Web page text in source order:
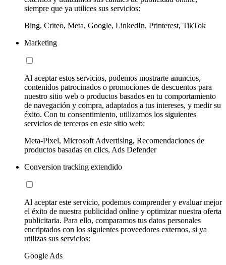
siempre que ya utilices sus servicios:
Bing, Criteo, Meta, Google, LinkedIn, Printerest, TikTok
Marketing
Al aceptar estos servicios, podemos mostrarte anuncios,
contenidos patrocinados o promociones de descuentos para
nuestro sitio web o productos basados en tu comportamiento
de navegación y compra, adaptados a tus intereses, y medir su
éxito. Con tu consentimiento, utilizamos los siguientes
servicios de terceros en este sitio web:
Meta-Pixel, Microsoft Advertising, Recomendaciones de
productos basadas en clics, Ads Defender
Conversion tracking extendido
Al aceptar este servicio, podemos comprender y evaluar mejor
el éxito de nuestra publicidad online y optimizar nuestra oferta
publicitaria. Para ello, comparamos tus datos personales
encriptados con los siguientes proveedores externos, si ya
utilizas sus servicios:
Google Ads